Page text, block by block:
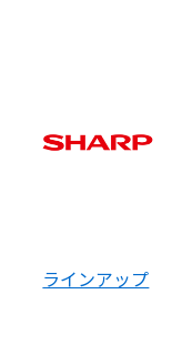
ラインアップ